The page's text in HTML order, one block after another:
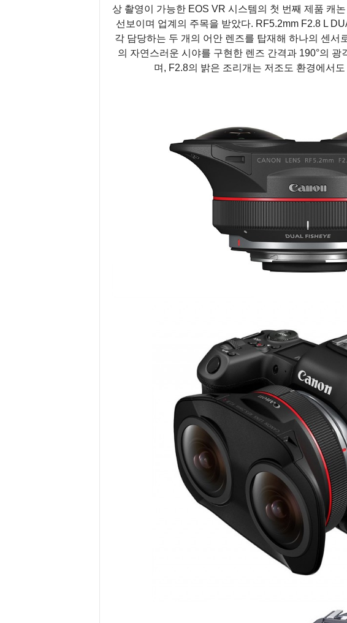
상 촬영이 가능한 EOS VR 시스템의 첫 번째 제품 캐
선보이며 업계의 주목을 받았다. RF5.2mm F2.8 L
각 담당하는 두 개의 어안 렌즈를 탑재해 하나의 센서
의 자연스러운 시야를 구현한 렌즈 간격과 190°의
며, F2.8의 밝은 조리개는 저조도 환경에서